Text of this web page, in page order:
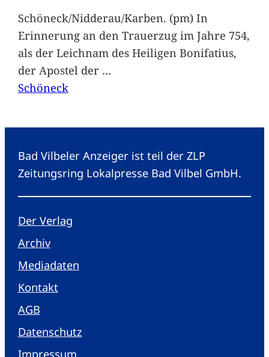
Schöneck/Nidderau/Karben. (pm) In
Erinnerung an den Trauerzug im Jahre 754,
als der Leichnam des Heiligen Bonifatius,
der Apostel der …
Schöneck
Bad Vilbeler Anzeiger ist teil der ZLP
Zeitungsring Lokalpresse Bad Vilbel GmbH.
Der Verlag
Archiv
Mediadaten
Kontakt
AGB
Datenschutz
Impressum